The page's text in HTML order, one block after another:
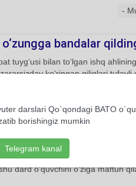
bandalar
tuyg‘usi bilan to‘lgan ishq
ko‘ringan qiliqlari
Zavqiy
o’rtasida juda mashhur
dard o’quvchini o’ziga
darslari Qo`qondagi BATO
borishingiz mumkin
Telegram kanal